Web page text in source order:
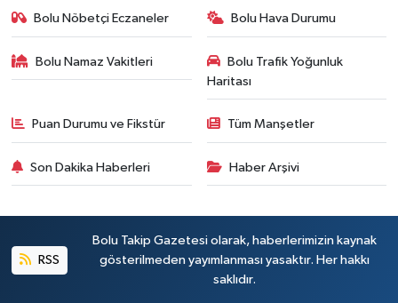
Bolu Nöbetçi Eczaneler Bolu Hava Durumu
Bolu Namaz Vakitleri
Bolu Trafik Yoğunluk
Haritası
Puan Durumu ve Fikstür Tüm Manşetler
Son Dakika Haberleri Haber Arşivi
RSS
Bolu Takip Gazetesi olarak, haberlerimizin kaynak
gösterilmeden yayımlanması yasaktır. Her hakkı
saklıdır.